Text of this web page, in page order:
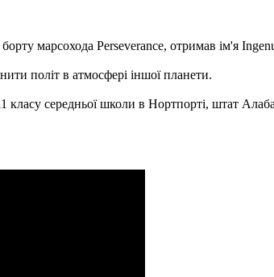
марсохода Perseverance, отримав ім'я
політ в атмосфері іншої планети.
класу середньої школи в Нортпорті, штат